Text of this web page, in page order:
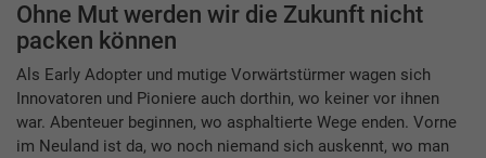
Ohne Mut werden wir die Zukunft nicht
packen können
Als Early Adopter und mutige Vorwärtstürmer wagen sich
Innovatoren und Pioniere auch dorthin, wo keiner vor ihnen
war. Abenteuer beginnen, wo asphaltierte Wege enden. Vorne
im Neuland ist da, wo noch niemand sich auskennt, wo man